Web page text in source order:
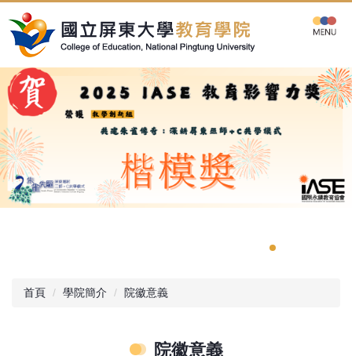
到
主
內
容
區
首頁 學院簡介 院徽意義
院徽意義